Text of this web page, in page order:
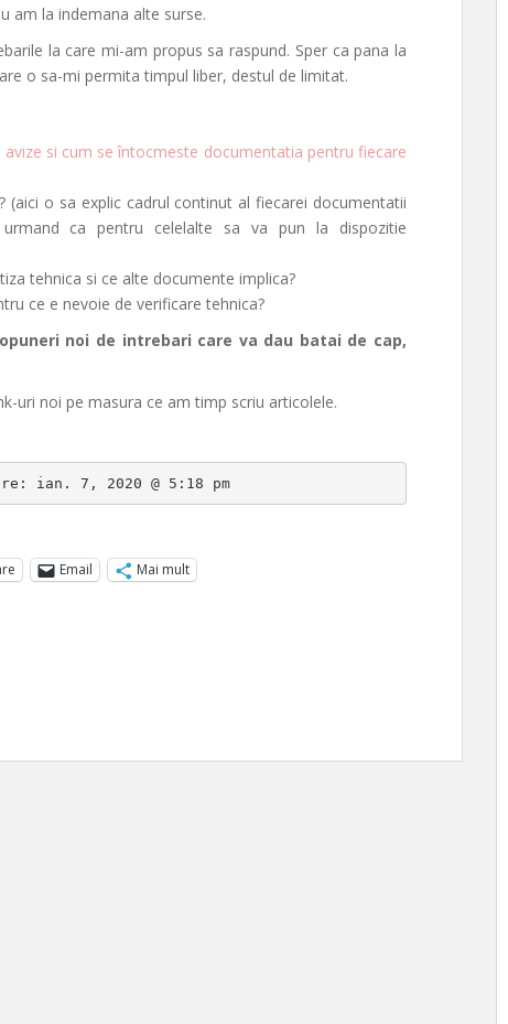
am la indemana alte surse.
la care mi-am propus sa raspund. Sper ca pana la
o sa-mi permita timpul liber, destul de limitat.
si cum se întocmeste documentatia pentru fiecare
(aici o sa explic cadrul continut al fiecarei documentatii
ca pentru celelalte sa va pun la dispozitie
tehnica si ce alte documente implica?
ce e nevoie de verificare tehnica?
noi de intrebari care va dau batai de cap,
uri noi pe masura ce am timp scriu articolele.
ian. 7, 2020 @ 5:18 pm
Email Mai mult